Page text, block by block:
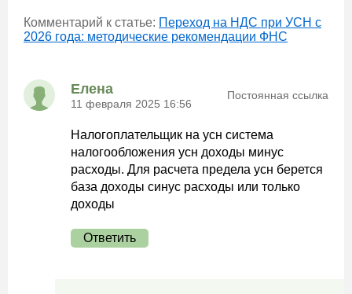
Комментарий к статье: Переход на НДС при УСН с
2026 года: методические рекомендации ФНС
Елена
11 февраля 2025 16:56
Постоянная ссылка
Налогоплательщик на усн система
налогообложения усн доходы минус
расходы. Для расчета предела усн берется
база доходы синус расходы или только
доходы
Ответить